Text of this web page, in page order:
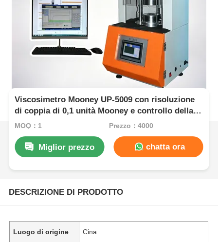
Viscosimetro Mooney UP-5009 con risoluzione
di coppia di 0,1 unità Mooney e controllo della
temperatura ambiente ~ 200°C per prove su
MOQ：1 Prezzo：4000
Miglior prezzo chatta ora
DESCRIZIONE DI PRODOTTO
Luogo di origine Cina